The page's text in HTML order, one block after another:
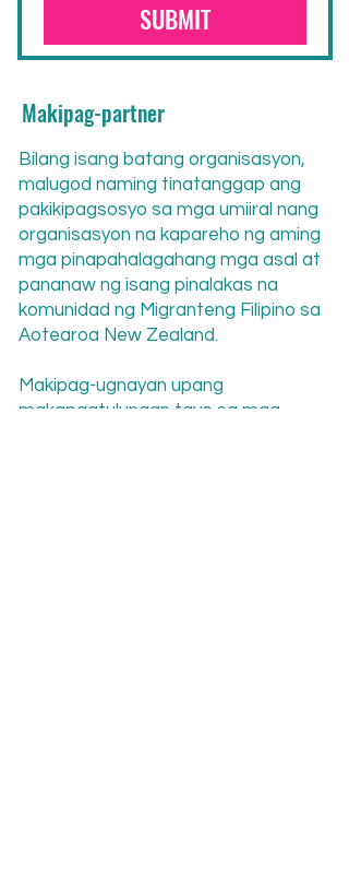
SUBMIT
Makipag-partner
Bilang isang batang organisasyon,
malugod naming tinatanggap ang
pakikipagsosyo sa mga umiiral nang
organisasyon na kapareho ng aming
mga pinapahalagahang mga asal at
pananaw ng isang pinalakas na
komunidad ng Migranteng Filipino sa
Aotearoa New Zealand.
Makipag-ugnayan upang
makapagtulungan tayo sa mga